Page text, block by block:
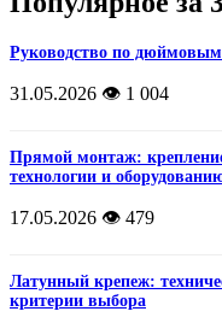
Руководство по
31.05.2026 👁️ 1 004
Прямой монтаж:
технологии и
17.05.2026 👁️ 479
Латунный крепеж:
критерии выбора